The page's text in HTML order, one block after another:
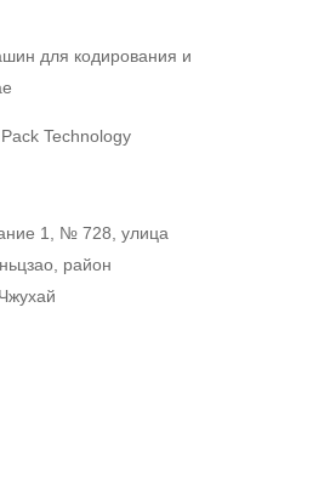
для кодирования и
Technology
1, № 728, улица
район